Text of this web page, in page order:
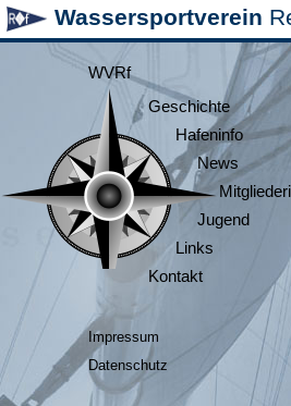
Wassersportverein
WVRf
Geschichte
Hafeninfo
News
Jugend
Links
Kontakt
Impressum
Datenschutz